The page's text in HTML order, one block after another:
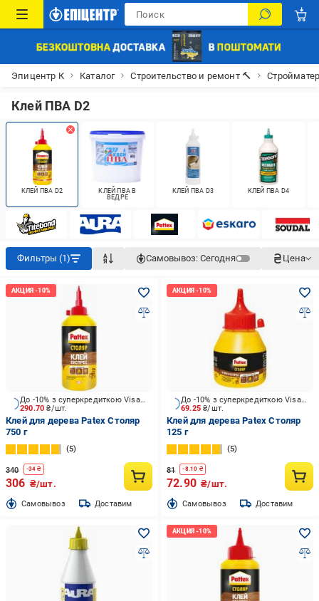
Эпицентр К Каталог Строительство и ремонт 🔨
Клей ПВА D2
КЛЕЙ ПВА D2
КЛЕЙ ПВА В
ВЕДРЕ
КЛЕЙ ПВА D3 КЛЕЙ ПВА D4
Фильтры (1) Самовывоз: Сегодня Цена
290.70₴/шт.
До -10% з суперкредиткою Visa Вигода
Клей для дерева Patex Столяр
750 г
5
340 -34 ₴
306 ₴/шт.
Cамовывоз Доставим
69.25₴/шт.
До -10% з суперкредиткою Visa Вигода
Клей для дерева Patex Столяр
125 г
5
81 -8.10 ₴
72.90 ₴/шт.
Cамовывоз Доставим